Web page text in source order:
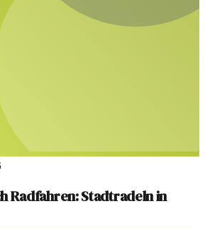
Radfahren: Stadtradeln in